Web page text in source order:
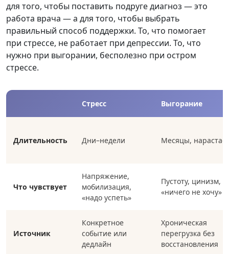
для того, чтобы поставить подруге диагноз — это
работа врача — а для того, чтобы выбрать
правильный способ поддержки. То, что помогает
при стрессе, не работает при депрессии. То, что
нужно при выгорании, бесполезно при остром
стрессе.
Стресс Выгорание
Длительность Дни–недели Месяцы,
Что чувствует
Напряжение,
мобилизация,
«надо успеть»
Пустоту, цинизм,
«ничего не хочу»
Источник
Конкретное
событие или
дедлайн
Хроническая
перегрузка без
восстановления